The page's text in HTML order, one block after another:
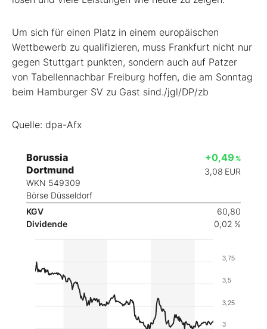
Um sich für einen Platz in einem europäischen
Wettbewerb zu qualifizieren, muss Frankfurt nicht nur
gegen Stuttgart punkten, sondern auch auf Patzer
von Tabellennachbar Freiburg hoffen, die am Sonntag
beim Hamburger SV zu Gast sind./jgl/DP/zb
Quelle: dpa-Afx
Borussia
Dortmund
WKN 549309
Börse Düsseldorf
+0,49 %
3,08 EUR
KGV
60,80
Dividende
0,02 %
3
3,25
3,5
3,75